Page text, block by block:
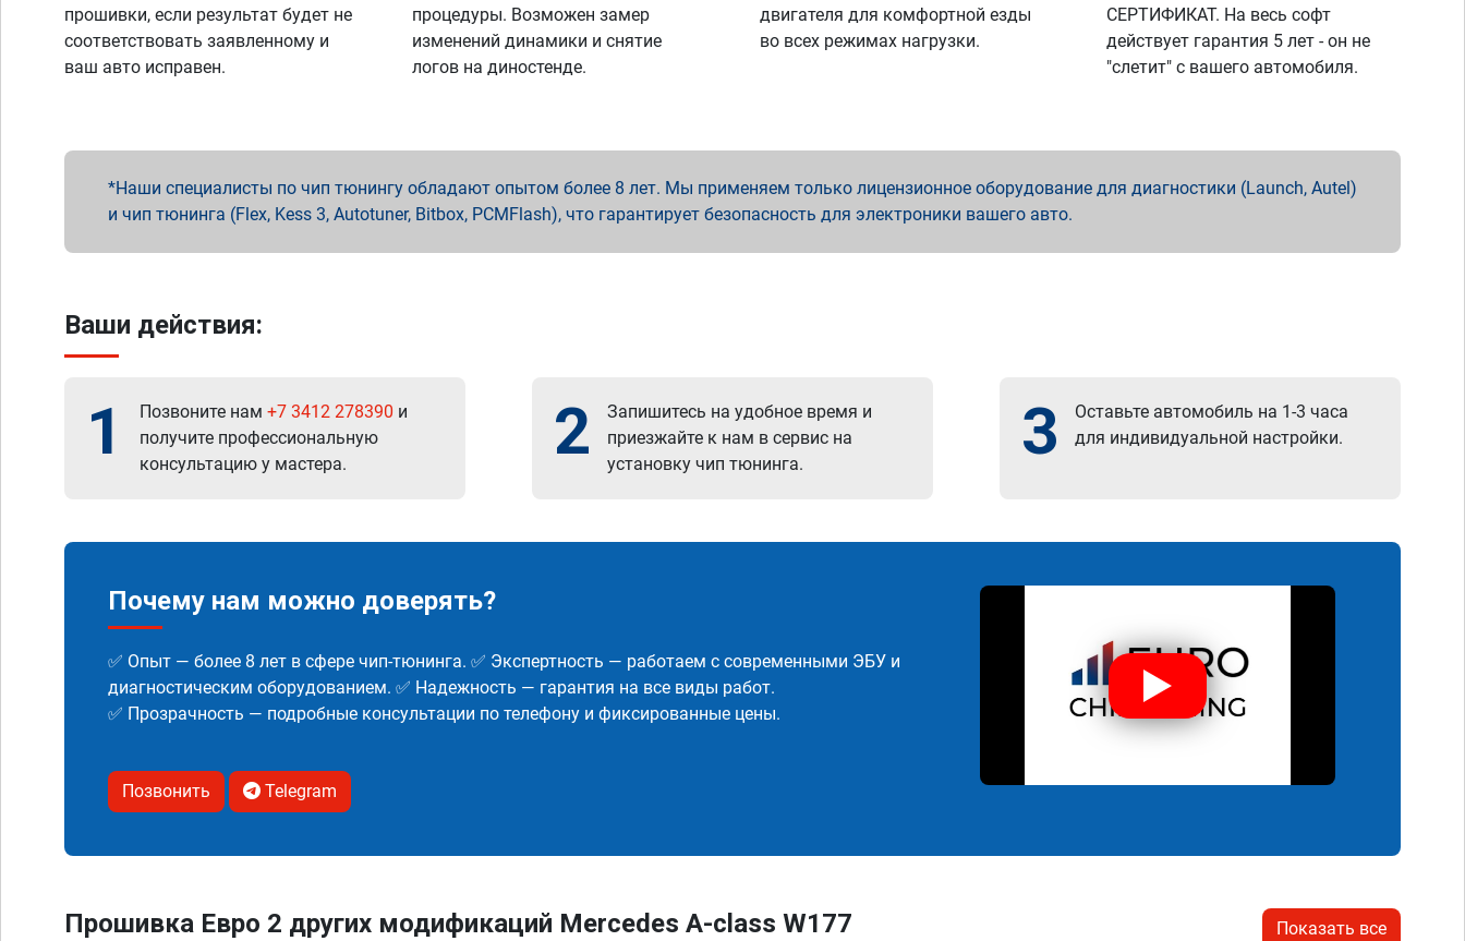
прошивки, если результат будет не
соответствовать заявленному и
ваш авто исправен.
процедуры. Возможен замер
изменений динамики и снятие
логов на диностенде.
двигателя для комфортной езды
во всех режимах нагрузки.
СЕРТИФИКАТ. На весь софт
действует гарантия 5 лет - он не
"слетит" с вашего автомобиля.
Наши специалисты по чип тюнингу обладают опытом более 8 лет. Мы применяем только лицензионное оборудование для диагностики (Launch, Autel)
и чип тюнинга (Flex, Kess 3, Autotuner, Bitbox, PCMFlash), что гарантирует безопасность для электроники вашего авто.
Ваши действия:
1 Позвоните нам +7 3412 278390 и
получите профессиональную
консультацию у мастера.
2
Запишитесь на удобное время и
приезжайте к нам в сервис на
установку чип тюнинга.
3
Оставьте автомобиль на 1-3 часа
для индивидуальной настройки.
Почему нам можно доверять?
✅ Опыт — более 8 лет в сфере чип-тюнинга. ✅ Экспертность — работаем с современными ЭБУ и
диагностическим оборудованием. ✅ Надежность — гарантия на все виды работ.
✅ Прозрачность — подробные консультации по телефону и фиксированные цены.
Позвонить Telegram
Прошивка Евро 2 других модификаций Mercedes A-class W177 Показать все